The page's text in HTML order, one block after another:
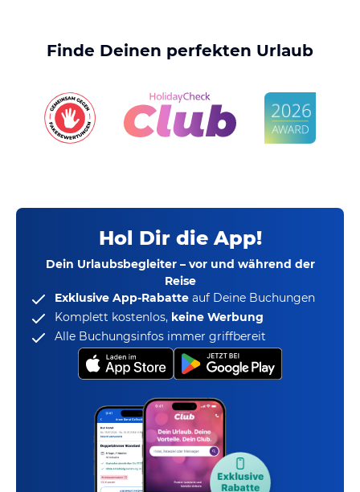
Finde Deinen perfekten Urlaub
Hol Dir die App!
Dein Urlaubsbegleiter – vor und während der
Reise
Exklusive App-Rabatte auf Deine Buchungen
Komplett kostenlos, keine Werbung
Alle Buchungsinfos immer griffbereit